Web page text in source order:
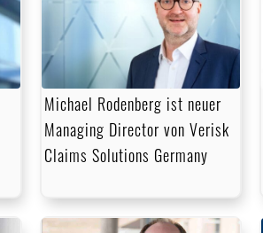
Michael Rodenberg ist neuer
Managing Director von Verisk
Claims Solutions Germany